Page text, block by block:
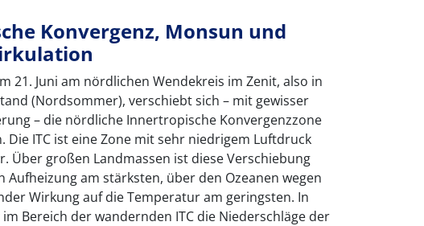
Konvergenz, Monsun und
21. Juni am nördlichen Wendekreis im Zenit, also in
(Nordsommer), verschiebt sich – mit gewisser
– die nördliche Innertropische Konvergenzzone
Die ITC ist eine Zone mit sehr niedrigem Luftdruck
Über großen Landmassen ist diese Verschiebung
Aufheizung am stärksten, über den Ozeanen wegen
Wirkung auf die Temperatur am geringsten. In
Bereich der wandernden ITC die Niederschläge der